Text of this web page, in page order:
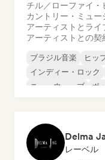
チル／ローファイ・
カントリー・ミュー
アーティストとラ
アーティストとの契
ブラジル音楽 ヒッ
インディー・ロック
ニューウェーブ
ポ
Delma
レーベル